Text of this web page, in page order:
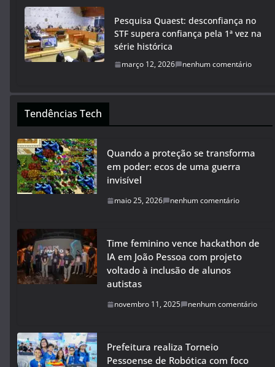
Pesquisa Quaest: desconfiança no
STF supera confiança pela 1ª vez na
série histórica
março 12, 2026 nenhum comentário
Tendências Tech
Quando a proteção se transforma
em poder: ecos de uma guerra
invisível
maio 25, 2026 nenhum comentário
Time feminino vence hackathon de
IA em João Pessoa com projeto
voltado à inclusão de alunos
autistas
novembro 11, 2025 nenhum comentário
Prefeitura realiza Torneio
Pessoense de Robótica com foco